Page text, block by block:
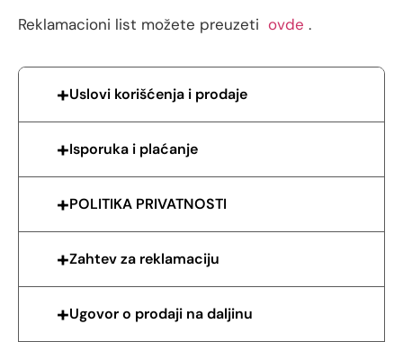
Reklamacioni list možete preuzeti ovde .
Uslovi korišćenja i prodaje
Isporuka i plaćanje
POLITIKA PRIVATNOSTI
Zahtev za reklamaciju
Ugovor o prodaji na daljinu